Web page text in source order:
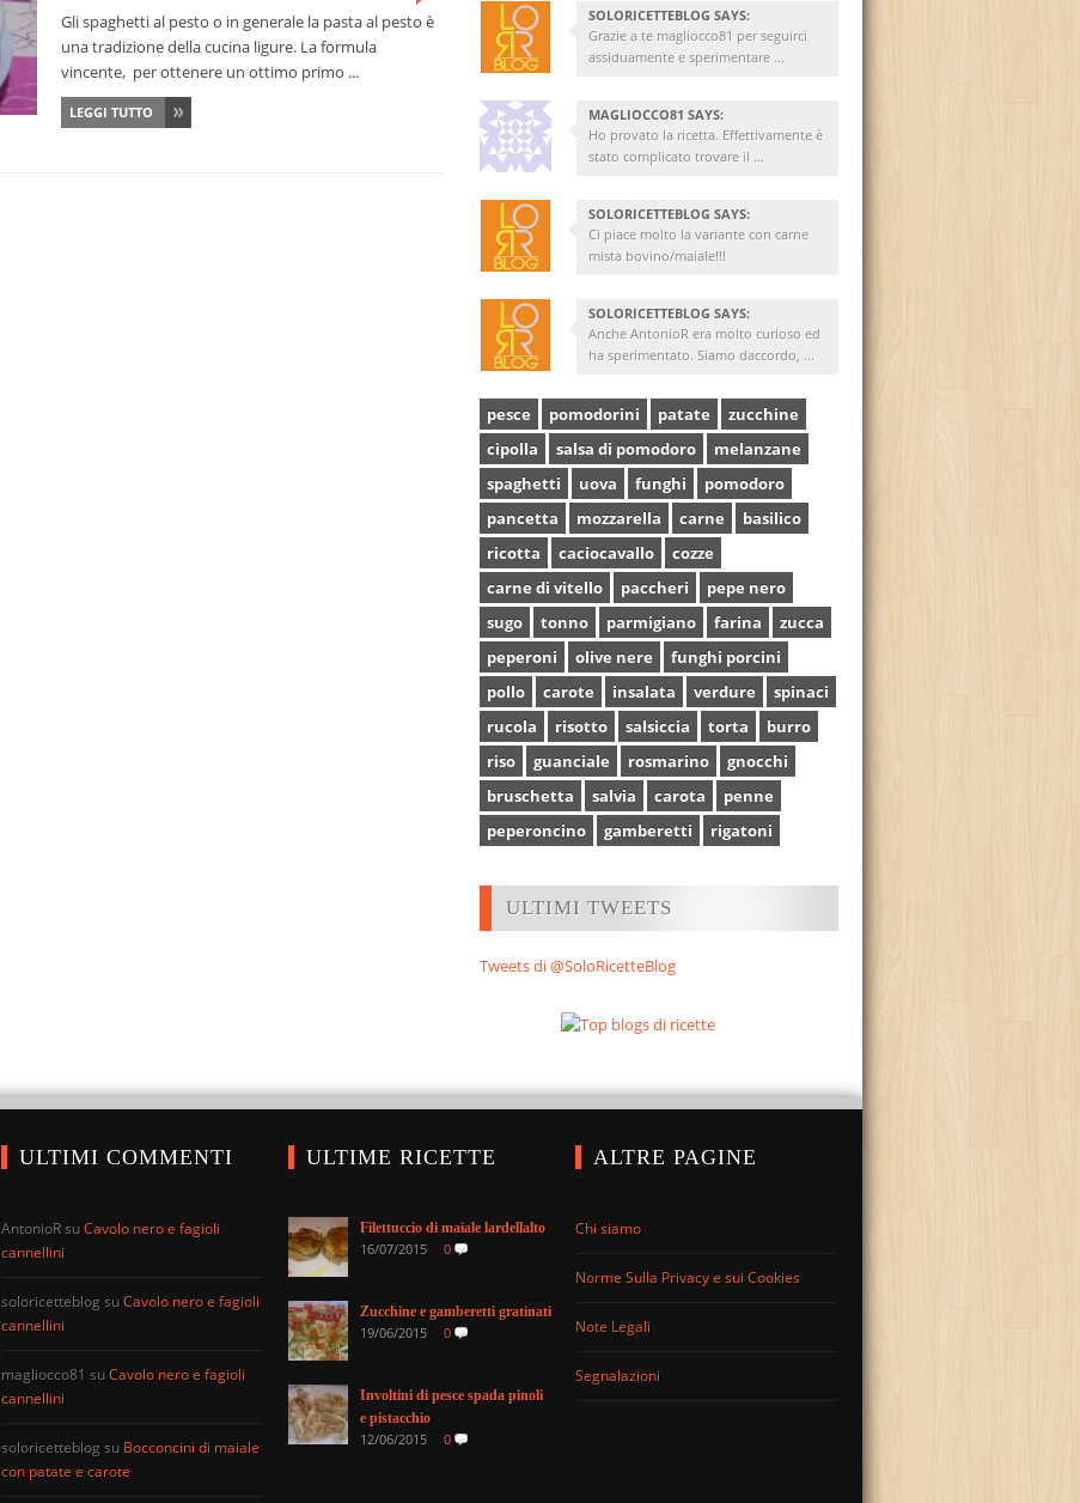
Gli spaghetti al pesto o in generale la pasta al pesto è
una tradizione della cucina ligure. La formula
vincente, per ottenere un ottimo primo ...
LEGGI TUTTO
SOLORICETTEBLOG SAYS:
Grazie a te magliocco81 per seguirci
assiduamente e sperimentare ...
MAGLIOCCO81 SAYS:
Ho provato la ricetta. Effettivamente è
stato complicato trovare il ...
SOLORICETTEBLOG SAYS:
Ci piace molto la variante con carne
mista bovino/maiale!!!
SOLORICETTEBLOG SAYS:
Anche AntonioR era molto curioso ed
ha sperimentato. Siamo daccordo, ...
pesce pomodorini patate
zucchine
cipolla
salsa di pomodoro
melanzane
spaghetti
uova funghi
pomodoro
pancetta
mozzarella carne
basilico
ricotta
caciocavallo
cozze
carne di vitello
paccheri
pepe nero
sugo
tonno parmigiano farina
zucca
peperoni
olive nere
funghi porcini
pollo
carote insalata verdure
spinaci
rucola
risotto salsiccia torta
burro
riso
guanciale rosmarino
gnocchi
bruschetta
salvia carota
penne
peperoncino
gamberetti rigatoni
ULTIMI TWEETS
Tweets di @SoloRicetteBlog
ULTIMI COMMENTI
AntonioRsuCavolo nero e fagioli
cannellini
soloricetteblogsuCavolo nero e fagioli
cannellini
magliocco81 suCavolo nero e fagioli
cannellini
soloricetteblogsu Bocconcini di maiale
con patate e carote
ULTIME RICETTE
Filettuccio di maiale lardellalto
16/07/2015 0
Zucchine e gamberetti gratinati
19/06/2015 0
Involtini di pesce spada pinoli
e pistacchio
12/06/2015 0
ALTRE PAGINE
Chi siamo
Norme Sulla Privacy e sui Cookies
Note Legali
Segnalazioni